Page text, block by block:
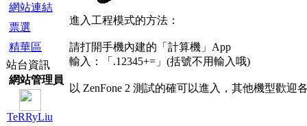
網站連結
票選
精華區
站台資訊
網站管理員
TeRRyLiu
進入工程模式的方法：
請打開手機內建的「計算機」App
輸入：「.12345+=」(括號不用輸入哦)
以 ZenFone 2 測試的確可以進入，其他機型歡迎